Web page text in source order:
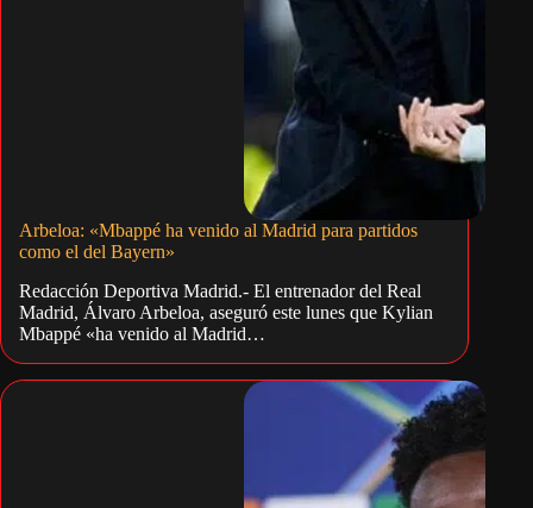
Arbeloa: «Mbappé ha venido al Madrid para partidos
como el del Bayern»
Redacción Deportiva Madrid.- El entrenador del Real
Madrid, Álvaro Arbeloa, aseguró este lunes que Kylian
Mbappé «ha venido al Madrid…